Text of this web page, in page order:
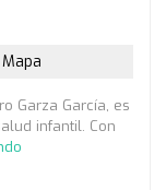
Mapa
Garza García, es
infantil. Con